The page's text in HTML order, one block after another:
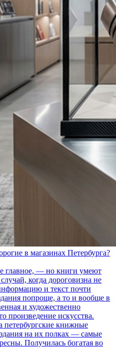
в магазинах Петербурга?
главное, — но книги умеют
когда дороговизна не
и текст почти
попроще, а то и вообще в
и художественно
произведение искусства.
петербургские книжные
на их полках — самые
Получилась богатая во